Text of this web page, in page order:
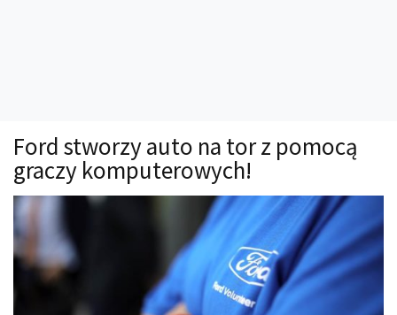
Technika jazdy
Oświetlenie
Kalkulatory
Przelicznik mocy
Auto z niemiec
Ford stworzy auto na tor z pomocą
graczy komputerowych!